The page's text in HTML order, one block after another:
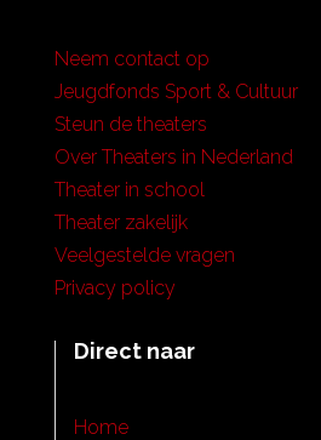
Neem contact op
Jeugdfonds Sport & Cultuur
Steun de theaters
Over Theaters in Nederland
Theater in school
Theater zakelijk
Veelgestelde vragen
Privacy policy
Direct naar
Home